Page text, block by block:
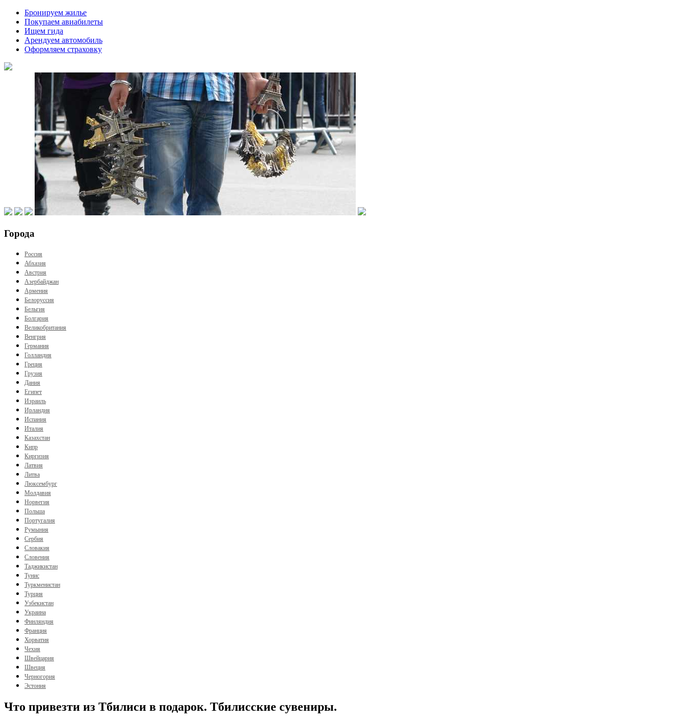
Бронируем жилье
Покупаем авиабилеты
Ищем гида
Арендуем автомобиль
Оформляем страховку
Города
Россия
Абхазия
Австрия
Азербайджан
Армения
Белоруссия
Бельгия
Болгария
Великобритания
Венгрия
Германия
Голландия
Греция
Грузия
Дания
Египет
Израиль
Ирландия
Испания
Италия
Казахстан
Кипр
Киргизия
Латвия
Литва
Люксембург
Молдавия
Норвегия
Польша
Португалия
Румыния
Сербия
Словакия
Словения
Таджикистан
Тунис
Туркменистан
Турция
Узбекистан
Украина
Финляндия
Франция
Хорватия
Чехия
Швейцария
Швеция
Черногория
Эстония
Что привезти из Тбилиси в подарок. Тбилисские сувениры.